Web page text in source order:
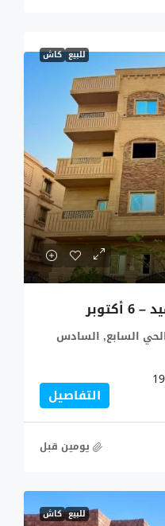
للبيع كاش
غرب سوميد, بلوك 3, الحي السابع, السادس
التفاصيل
‏يومين قبل
للبيع كاش